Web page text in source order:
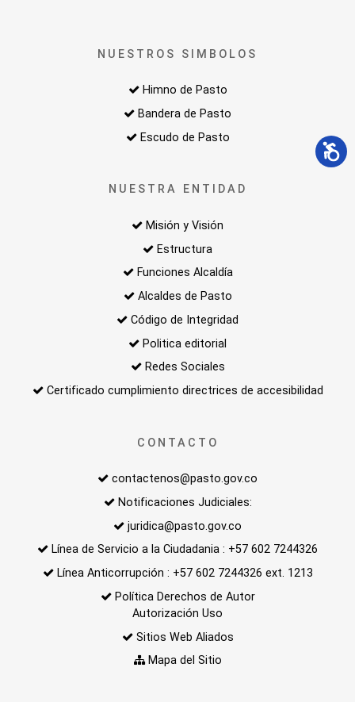
NUESTROS SIMBOLOS
Himno de Pasto
Bandera de Pasto
Escudo de Pasto
NUESTRA ENTIDAD
Misión y Visión
Estructura
Funciones Alcaldía
Alcaldes de Pasto
Código de Integridad
Politica editorial
Redes Sociales
Certificado cumplimiento directrices de accesibilidad
CONTACTO
contactenos@pasto.gov.co
Notificaciones Judiciales:
juridica@pasto.gov.co
Línea de Servicio a la Ciudadania : +57 602 7244326
Línea Anticorrupción : +57 602 7244326 ext. 1213
Política Derechos de Autor
Autorización Uso
Sitios Web Aliados
Mapa del Sitio